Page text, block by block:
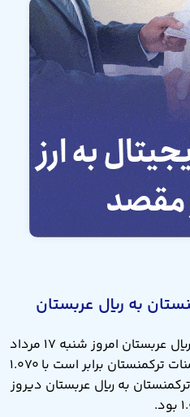
به ریال عربستان
نرخ تبدیل منات ترکمنستان به ریال عربستان امروز شنبه ۱۷ مرداد
۱۴۰۵ برابر ۱.۰۷۰ است. یعنی ۱ منات ترکمنستان برابر است با ۱.۰۷۰
به ریال عربستان دیروز